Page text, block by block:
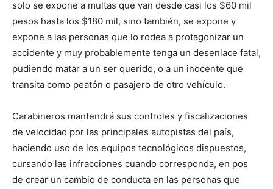
solo se expone a multas que van desde casi los $60 mil
pesos hasta los $180 mil, sino también, se expone y
expone a las personas que lo rodea a protagonizar un
accidente y muy probablemente tenga un desenlace fatal,
pudiendo matar a un ser querido, o a un inocente que
transita como peatón o pasajero de otro vehículo.
Carabineros mantendrá sus controles y fiscalizaciones
de velocidad por las principales autopistas del país,
haciendo uso de los equipos tecnológicos dispuestos,
cursando las infracciones cuando corresponda, en pos
de crear un cambio de conducta en las personas que